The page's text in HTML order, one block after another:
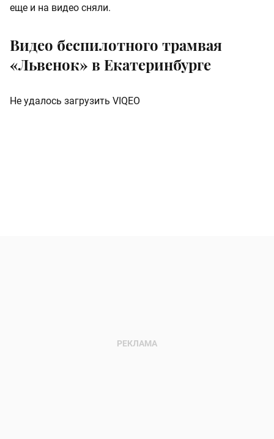
еще и на видео сняли.
Видео беспилотного трамвая
«Львенок» в Екатеринбурге
Не удалось загрузить VIQEO